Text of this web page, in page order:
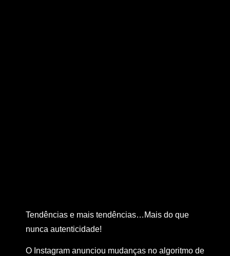
Tendências e mais tendências…Mais do que
nunca autenticidade!
O Instagram anunciou mudanças no algoritmo de